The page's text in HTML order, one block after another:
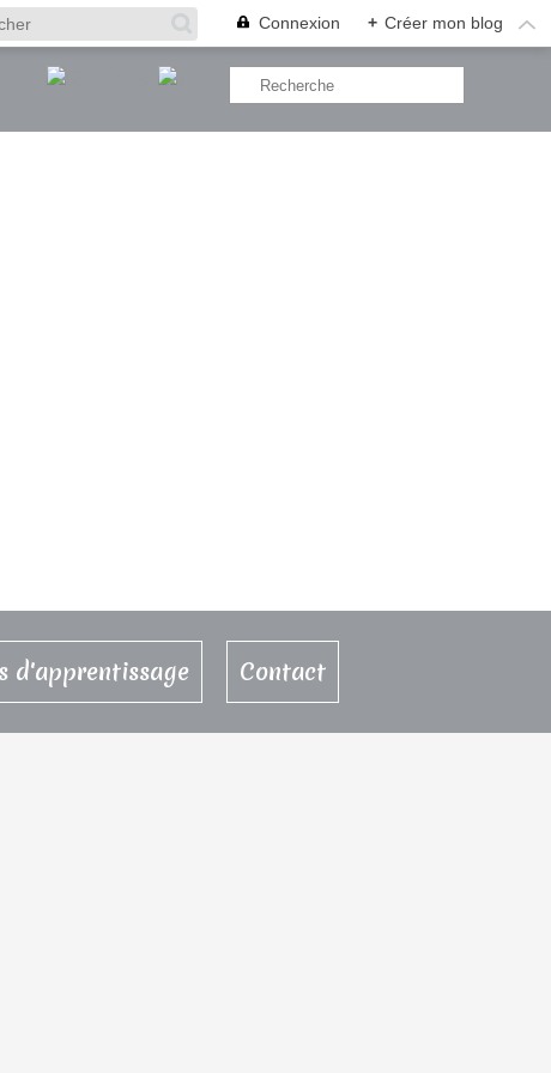
Connexion + Créer mon blog
d'apprentissage Contact